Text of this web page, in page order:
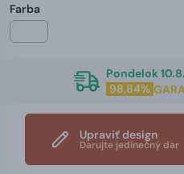
Farba
Pondelok 10.8.
98,84%
Upraviť design
Darujte jedinečný dar